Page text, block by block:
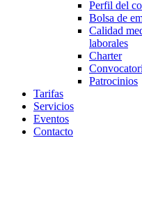
Perfil del
Bolsa de
Calidad
laborales
Charter
Patrocinios
Tarifas
Servicios
Eventos
Contacto